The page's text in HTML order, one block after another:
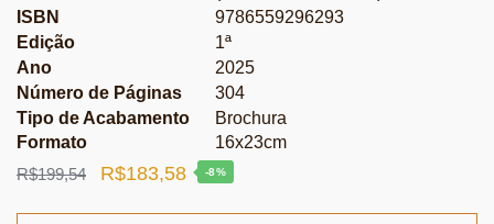
ISBN
9786559296293
Edição
1ª
Ano
2025
Número de Páginas
304
Tipo de Acabamento
Brochura
Formato
16x23cm
R$199,54
O
R$183,58O
-8%